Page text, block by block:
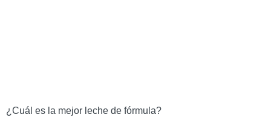
¿Cuál es la mejor leche de fórmula?